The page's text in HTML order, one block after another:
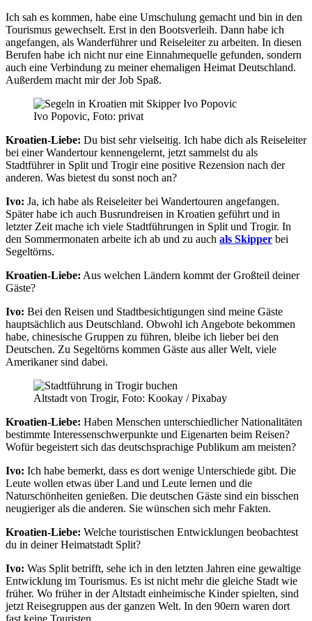
Ich sah es kommen, habe eine Umschulung gemacht und bin in den
Tourismus gewechselt. Erst in den Bootsverleih. Dann habe ich
angefangen, als Wanderführer und Reiseleiter zu arbeiten. In diesen
Berufen habe ich nicht nur eine Einnahmequelle gefunden, sondern
auch eine Verbindung zu meiner ehemaligen Heimat Deutschland.
Außerdem macht mir der Job Spaß.
Ivo Popovic, Foto: privat
Kroatien-Liebe: Du bist sehr vielseitig. Ich habe dich als Reiseleiter
bei einer Wandertour kennengelernt, jetzt sammelst du als
Stadtführer in Split und Trogir eine positive Rezension nach der
anderen. Was bietest du sonst noch an?
Ivo: Ja, ich habe als Reiseleiter bei Wandertouren angefangen.
Später habe ich auch Busrundreisen in Kroatien geführt und in
letzter Zeit mache ich viele Stadtführungen in Split und Trogir. In
den Sommermonaten arbeite ich ab und zu auch als Skipper bei
Segeltörns.
Kroatien-Liebe: Aus welchen Ländern kommt der Großteil deiner
Gäste?
Ivo: Bei den Reisen und Stadtbesichtigungen sind meine Gäste
hauptsächlich aus Deutschland. Obwohl ich Angebote bekommen
habe, chinesische Gruppen zu führen, bleibe ich lieber bei den
Deutschen. Zu Segeltörns kommen Gäste aus aller Welt, viele
Amerikaner sind dabei.
Altstadt von Trogir, Foto: Kookay / Pixabay
Kroatien-Liebe: Haben Menschen unterschiedlicher Nationalitäten
bestimmte Interessenschwerpunkte und Eigenarten beim Reisen?
Wofür begeistert sich das deutschsprachige Publikum am meisten?
Ivo: Ich habe bemerkt, dass es dort wenige Unterschiede gibt. Die
Leute wollen etwas über Land und Leute lernen und die
Naturschönheiten genießen. Die deutschen Gäste sind ein bisschen
neugieriger als die anderen. Sie wünschen sich mehr Fakten.
Kroatien-Liebe: Welche touristischen Entwicklungen beobachtest
du in deiner Heimatstadt Split?
Ivo: Was Split betrifft, sehe ich in den letzten Jahren eine gewaltige
Entwicklung im Tourismus. Es ist nicht mehr die gleiche Stadt wie
früher. Wo früher in der Altstadt einheimische Kinder spielten, sind
jetzt Reisegruppen aus der ganzen Welt. In den 90ern waren dort
fast keine Touristen.